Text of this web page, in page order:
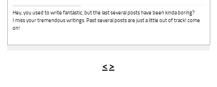
Hey, you used to write fantastic, but the last several posts have been kinda boring?
I miss your tremendous writings. Past several posts are just a little out of track! come
on!
< >